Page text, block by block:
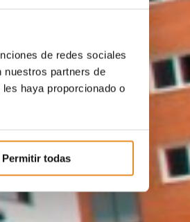
de redes sociales
nuestros partners de
haya proporcionado o
Permitir todas